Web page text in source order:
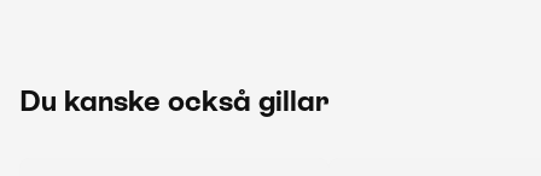
Du kanske också gillar